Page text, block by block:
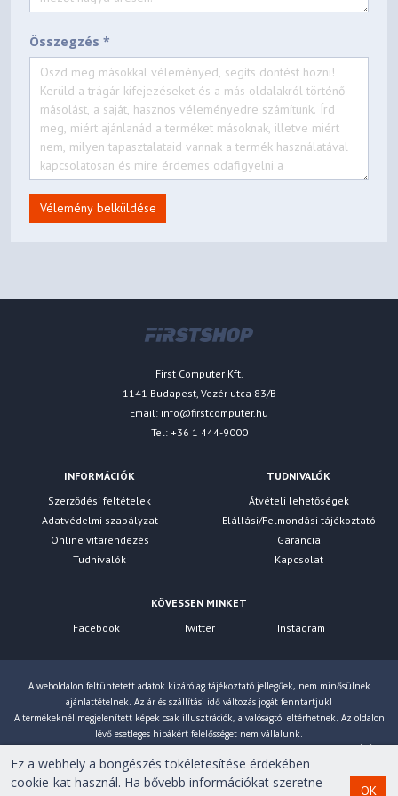
- DHCP Interface Relay
• Web-based GUI
• Command Line Interface
(CLI) through the console port,
telnet
• SNMP v1/v2c/v3
- Trap/Inform
Configuration
• Cable Diagnostics
• Password Recovery
• SNTP
• System Log
További jellemzők
• Support Omada Hardware
Software Controller, Cloud-
Based Controller
• Automatic Device Discovery
• Batch Configuration
• Batch Firmware Upgrading
• Intelligent Network
• Abnormal Event Warnings
• Unified Configuration
• ZTP (Zero-Touch
Provisioning)*
• MIB II (RFC1213)
• Interface MIB (RFC2233)
• Ethernet Interface MIB
(RFC1643)
• Bridge MIB (RFC1493)
Összegzés *
Vélemény belküldése
First Computer Kft.
1141 Budapest, Vezér utca 83/B
Email: info@firstcomputer.hu
Tel: +36 1 444-9000
INFORMÁCIÓK
Szerződési feltételek
Adatvédelmi szabályzat
Online vitarendezés
Tudnivalók
TUDNIVALÓK
Átvételi lehetőségek
Elállási/Felmondási tájékoztató
Garancia
Kapcsolat
KÖVESSEN MINKET
Facebook
Twitter Instagram
A weboldalon feltüntetett adatok kizárólag tájékoztató jellegűek, nem minősülnek
ajánlattételnek. Az ár és szállítási idő változás jogát fenntartjuk!
A termékeknél megjelenített képek csak illusztrációk, a valóságtól eltérhetnek. Az oldalon
lévő esetleges hibákért felelősséget nem vállalunk.
számoljuk!
Ez a webhely a böngészés tökéletesítése érdekében
cookie-kat használ. Ha bővebb információkat szeretne
OK